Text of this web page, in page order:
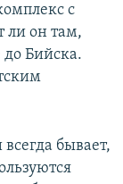
с
ли он там,
до Бийска.
бывает,